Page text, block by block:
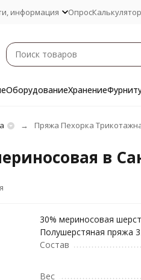
информация Опрос
ОборудованиеХранение
Пряжа Пехорка
в
30% мериносовая
Полушерстяная пряжа
Состав
Вес